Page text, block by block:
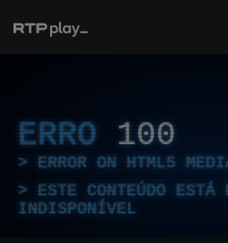
ERRO 100
ERROR ON HTML5
ESTE CONTEÚDO ESTÁ
INDISPONÍVEL